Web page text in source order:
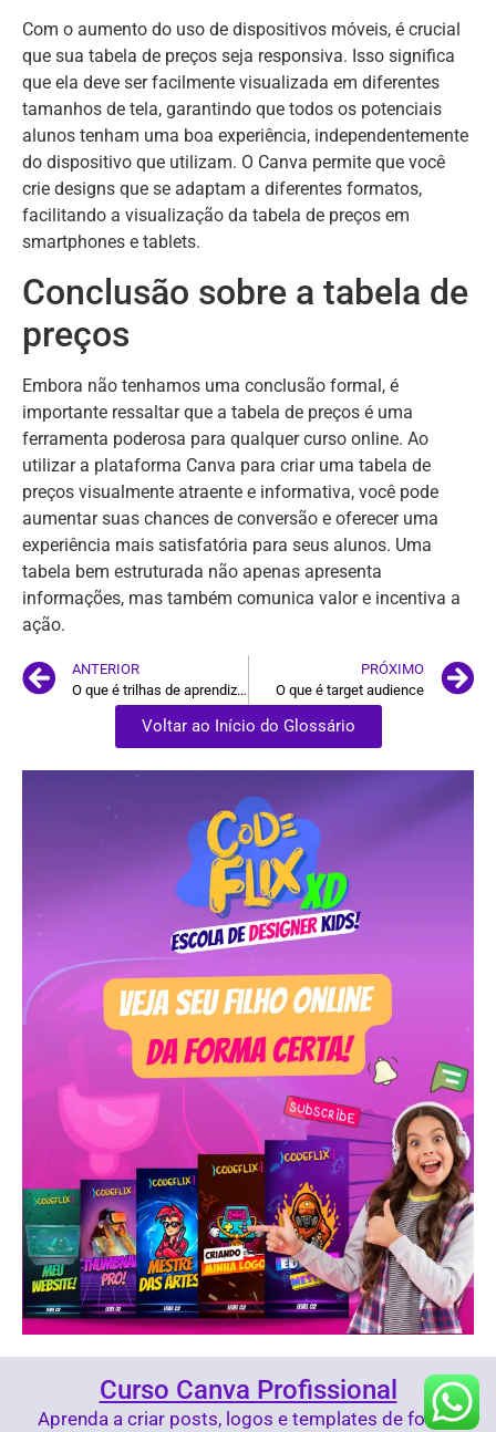
Com o aumento do uso de dispositivos móveis, é crucial
que sua tabela de preços seja responsiva. Isso significa
que ela deve ser facilmente visualizada em diferentes
tamanhos de tela, garantindo que todos os potenciais
alunos tenham uma boa experiência, independentemente
do dispositivo que utilizam. O Canva permite que você
crie designs que se adaptam a diferentes formatos,
facilitando a visualização da tabela de preços em
smartphones e tablets.
Conclusão sobre a tabela de
preços
Embora não tenhamos uma conclusão formal, é
importante ressaltar que a tabela de preços é uma
ferramenta poderosa para qualquer curso online. Ao
utilizar a plataforma Canva para criar uma tabela de
preços visualmente atraente e informativa, você pode
aumentar suas chances de conversão e oferecer uma
experiência mais satisfatória para seus alunos. Uma
tabela bem estruturada não apenas apresenta
informações, mas também comunica valor e incentiva a
ação.
ANTERIOR
O que é trilhas de aprendizado
PRÓXIMO
O que é target audience
Voltar ao Início do Glossário
Curso Canva Profissional
Aprenda a criar posts, logos e templates de forma